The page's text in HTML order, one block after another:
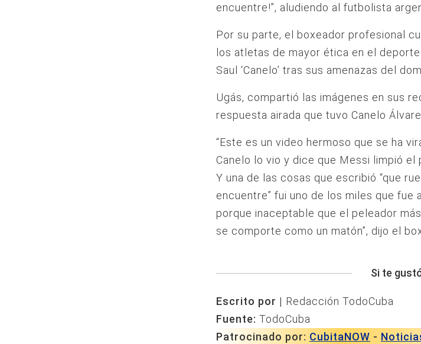
encuentre!”, aludiendo al futbolista
Por su parte, el boxeador profesional
los atletas de mayor ética en el
Saul ‘Canelo’ tras sus amenazas del
Ugás, compartió las imágenes en sus
respuesta airada que tuvo Canelo
“Este es un video hermoso que se ha
Canelo lo vio y dice que Messi limpió el
Y una de las cosas que escribió “que
encuentre” fui uno de los miles que fue
porque inaceptable que el peleador
se comporte como un matón”, dijo el
Si te
Escrito por | Redacción TodoCuba
Fuente: TodoCuba
Patrocinado por: CubitaNOW -